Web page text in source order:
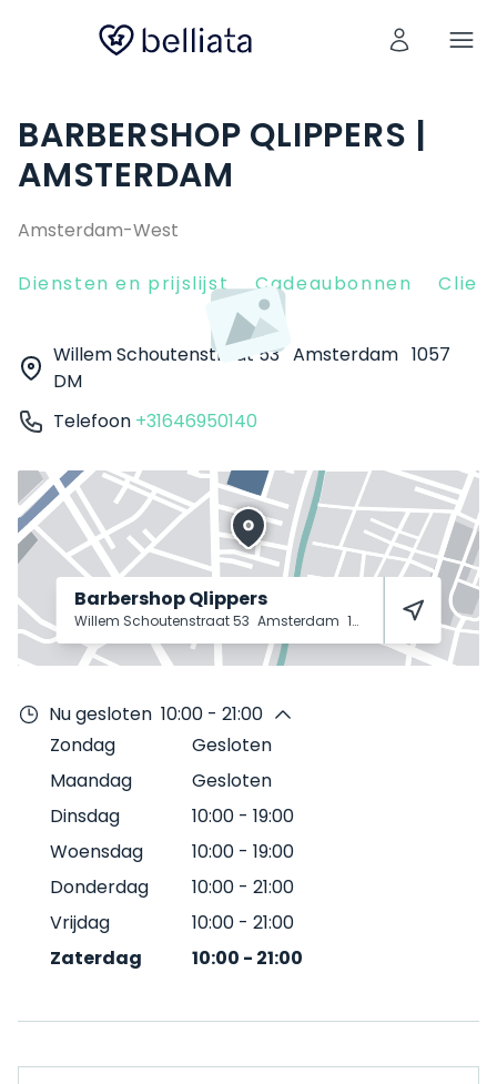
BARBERSHOP QLIPPERS |
AMSTERDAM
Amsterdam-West
Diensten en prijslijst Cadeaubonnen
Willem Schoutenstraat 53 Amsterdam 1057
DM
Telefoon +31646950140
Barbershop Qlippers
Willem Schoutenstraat 53 Amsterdam 1057 DM
Nu gesloten 10:00 - 21:00
Zondag
Gesloten
Maandag
Gesloten
Dinsdag
10:00 - 19:00
Woensdag
10:00 - 19:00
Donderdag
10:00 - 21:00
Vrijdag
10:00 - 21:00
Zaterdag
10:00 - 21:00